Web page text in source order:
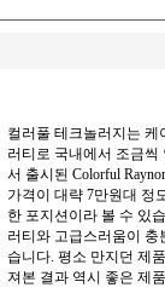
컬러풀 테크놀러지는
러티로 국내에서 조금씩
서 출시된 Colorful
가격이 대략 7만원대 정
한 포지션이라 볼 수 있
러티와 고급스러움이
습니다. 평소 만지던 제
져본 결과 역시 좋은 제